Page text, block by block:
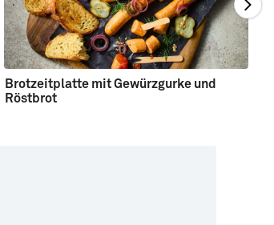
Brotzeitplatte mit Gewürzgurke und
Röstbrot